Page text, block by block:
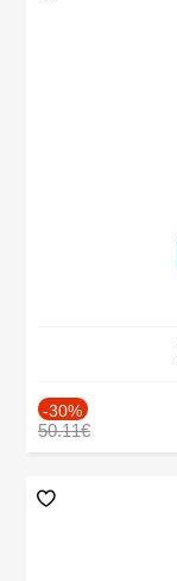
-30%
50.11€